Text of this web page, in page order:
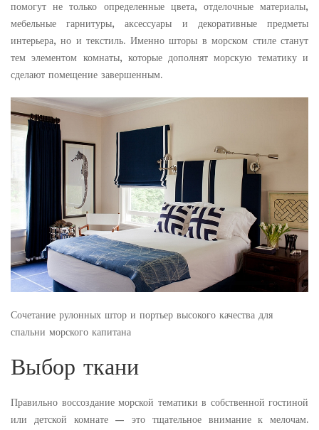
помогут не только определенные цвета, отделочные материалы,
мебельные гарнитуры, аксессуары и декоративные предметы
интерьера, но и текстиль. Именно шторы в морском стиле станут
тем элементом комнаты, которые дополнят морскую тематику и
сделают помещение завершенным.
Сочетание рулонных штор и портьер высокого качества для
спальни морского капитана
Выбор ткани
Правильно воссоздание морской тематики в собственной гостиной
или детской комнате — это тщательное внимание к мелочам.